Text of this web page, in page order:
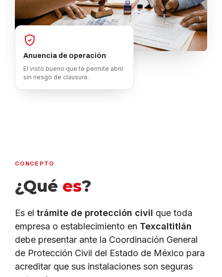
Anuencia de operación
El visto bueno que te permite abrir
sin riesgo de clausura.
CONCEPTO
¿Qué es?
Es el trámite de protección civil que toda
empresa o establecimiento en Texcaltitlán
debe presentar ante la Coordinación General
de Protección Civil del Estado de México para
acreditar que sus instalaciones son seguras